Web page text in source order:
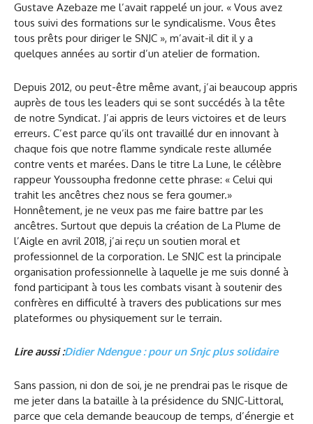
Gustave Azebaze me l’avait rappelé un jour. « Vous avez
tous suivi des formations sur le syndicalisme. Vous êtes
tous prêts pour diriger le SNJC », m’avait-il dit il y a
quelques années au sortir d’un atelier de formation.
Depuis 2012, ou peut-être même avant, j’ai beaucoup appris
auprès de tous les leaders qui se sont succédés à la tête
de notre Syndicat. J’ai appris de leurs victoires et de leurs
erreurs. C’est parce qu’ils ont travaillé dur en innovant à
chaque fois que notre flamme syndicale reste allumée
contre vents et marées. Dans le titre La Lune, le célèbre
rappeur Youssoupha fredonne cette phrase: « Celui qui
trahit les ancêtres chez nous se fera goumer.»
Honnêtement, je ne veux pas me faire battre par les
ancêtres. Surtout que depuis la création de La Plume de
l’Aigle en avril 2018, j’ai reçu un soutien moral et
professionnel de la corporation. Le SNJC est la principale
organisation professionnelle à laquelle je me suis donné à
fond participant à tous les combats visant à soutenir des
confrères en difficulté à travers des publications sur mes
plateformes ou physiquement sur le terrain.
Lire aussi :Didier Ndengue : pour un Snjc plus solidaire
Sans passion, ni don de soi, je ne prendrai pas le risque de
me jeter dans la bataille à la présidence du SNJC-Littoral,
parce que cela demande beaucoup de temps, d’énergie et